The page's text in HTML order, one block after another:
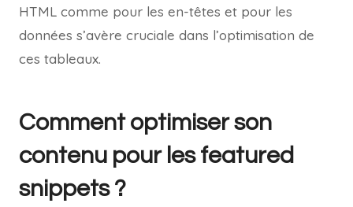
HTML comme pour les en-têtes et pour les
données s’avère cruciale dans l’optimisation de
ces tableaux.
Comment optimiser son
contenu pour les featured
snippets ?